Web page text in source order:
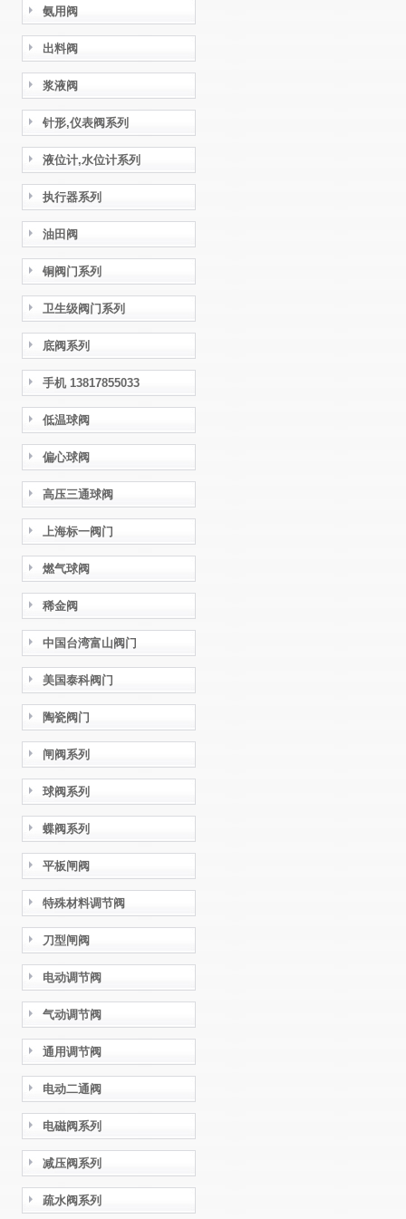
氨用阀
出料阀
浆液阀
针形,仪表阀系列
液位计,水位计系列
执行器系列
油田阀
铜阀门系列
卫生级阀门系列
底阀系列
手机 13817855033
低温球阀
偏心球阀
高压三通球阀
上海标一阀门
燃气球阀
稀金阀
中国台湾富山阀门
美国泰科阀门
陶瓷阀门
闸阀系列
球阀系列
蝶阀系列
平板闸阀
特殊材料调节阀
刀型闸阀
电动调节阀
气动调节阀
通用调节阀
电动二通阀
电磁阀系列
减压阀系列
疏水阀系列